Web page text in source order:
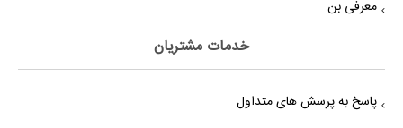
معرفی بن
خدمات مشتریان
پاسخ به پرسش های متداول